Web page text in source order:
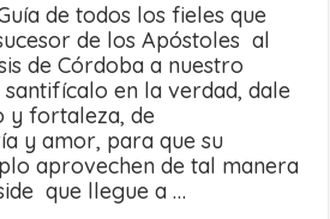
de todos los fieles que
de los Apóstoles al
de Córdoba a nuestro
en la verdad, dale
y fortaleza, de
y amor, para que su
aprovechen de tal manera
que llegue a …